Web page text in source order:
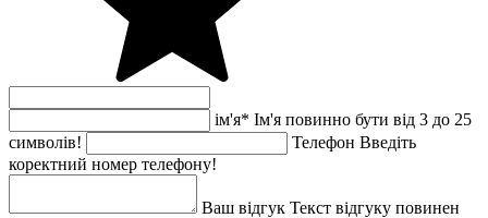
ім'я* Ім'я повинно бути від 3 до 25
символів!
Телефон Введіть
коректний номер телефону!
Ваш відгук Текст відгуку повинен